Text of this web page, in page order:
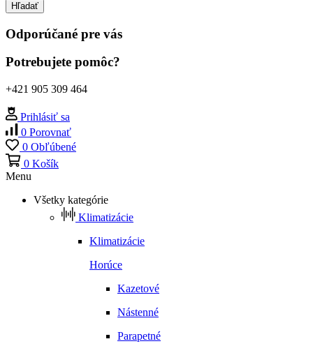
Hľadať
Odporúčané pre vás
Potrebujete pomôc?
+421 905 309 464
Prihlásiť sa
0 Porovnať
0 Obľúbené
0 Košík
Menu
Všetky kategórie
Klimatizácie
Klimatizácie
Horúce
Kazetové
Nástenné
Parapetné